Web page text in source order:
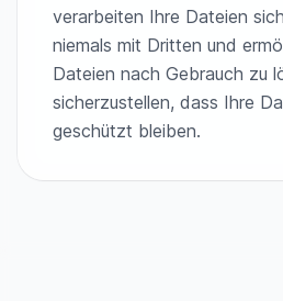
verarbeiten Ihre Dateien
niemals mit Dritten und
Dateien nach Gebrauch zu
sicherzustellen, dass Ihre
geschützt bleiben.